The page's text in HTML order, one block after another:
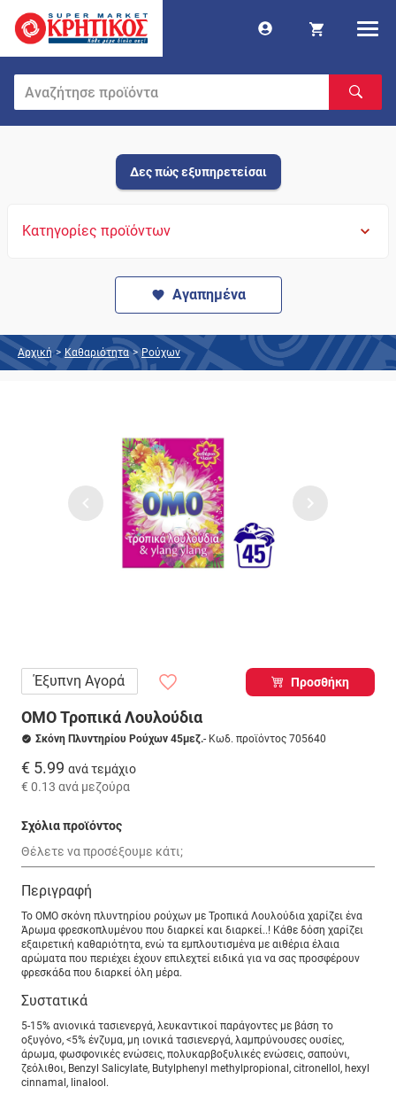
Δες πώς εξυπηρετείσαι
Κατηγορίες προϊόντων
Αγαπημένα
Αρχική > Καθαριότητα > Ρούχων
Έξυπνη Αγορά Προσθήκη
OMO Τροπικά Λουλούδια
Σκόνη Πλυντηρίου Ρούχων 45μεζ.- Κωδ. προϊόντος 705640
€ 5.99 ανά τεμάχιο
€ 0.13 ανά μεζούρα
Σχόλια προϊόντος
Περιγραφή
Το ΟΜΟ σκόνη πλυντηρίου ρούχων με Τροπικά Λουλούδια χαρίζει ένα
Άρωμα φρεσκοπλυμένου που διαρκεί και διαρκεί..! Κάθε δόση χαρίζει
εξαιρετική καθαριότητα, ενώ τα εμπλουτισμένα με αιθέρια έλαια
αρώματα που περιέχει έχουν επιλεχτεί ειδικά για να σας προσφέρουν
φρεσκάδα που διαρκεί όλη μέρα.
Συστατικά
5-15% ανιονικά τασιενεργά, λευκαντικοί παράγοντες με βάση το
οξυγόνο, <5% ένζυμα, μη ιονικά τασιενεργά, λαμπρύνουσες ουσίες,
άρωμα, φωσφονικές ενώσεις, πολυκαρβοξυλικές ενώσεις, σαπούνι,
ζεόλιθοι, Benzyl Salicylate, Butylphenyl methylpropional, citronellol, hexyl
cinnamal, linalool.